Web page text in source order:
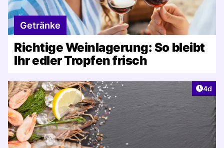
Getränke
Richtige Weinlagerung: So bleibt
Ihr edler Tropfen frisch
4d